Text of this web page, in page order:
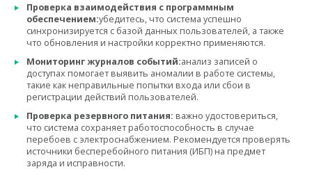
Проверка взаимодействия с программным
обеспечением:убедитесь, что система успешно
синхронизируется с базой данных пользователей, а также
что обновления и настройки корректно применяются.
Мониторинг журналов событий:анализ записей о
доступах помогает выявить аномалии в работе системы,
такие как неправильные попытки входа или сбои в
регистрации действий пользователей.
Проверка резервного питания: важно удостовериться,
что система сохраняет работоспособность в случае
перебоев с электроснабжением. Рекомендуется проверять
источники бесперебойного питания (ИБП) на предмет
заряда и исправности.